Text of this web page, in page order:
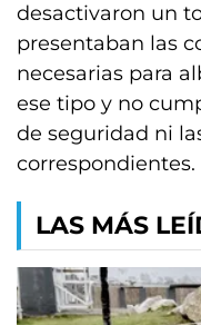
desactivaron un
presentaban las
necesarias para
ese tipo y no
de seguridad ni
correspondientes.
LAS MÁS